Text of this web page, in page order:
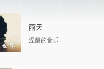
雨天
涅槃的音乐